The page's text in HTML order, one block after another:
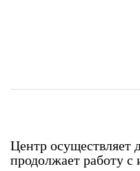
Центр осуществляет
продолжает работу